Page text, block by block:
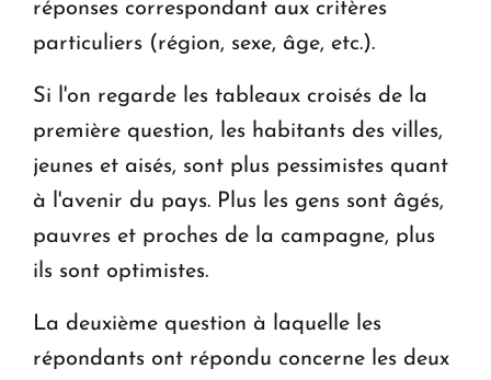
réponses correspondant aux critères
particuliers (région, sexe, âge, etc.).
Si l'on regarde les tableaux croisés de la
première question, les habitants des villes,
jeunes et aisés, sont plus pessimistes quant
à l'avenir du pays. Plus les gens sont âgés,
pauvres et proches de la campagne, plus
ils sont optimistes.
La deuxième question à laquelle les
répondants ont répondu concerne les deux